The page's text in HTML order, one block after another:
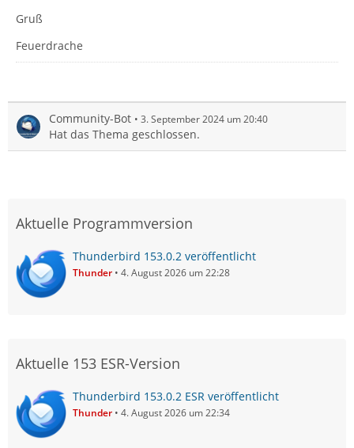
Gruß
Feuerdrache
Community-Bot 3. September 2024 um 20:40
Hat das Thema geschlossen.
Aktuelle Programmversion
Thunderbird 153.0.2 veröffentlicht
Thunder 4. August 2026 um 22:28
Aktuelle 153 ESR-Version
Thunderbird 153.0.2 ESR veröffentlicht
Thunder 4. August 2026 um 22:34